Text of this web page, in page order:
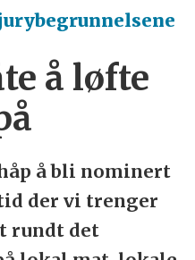
å løfte
å bli nominert
der vi trenger
rundt det